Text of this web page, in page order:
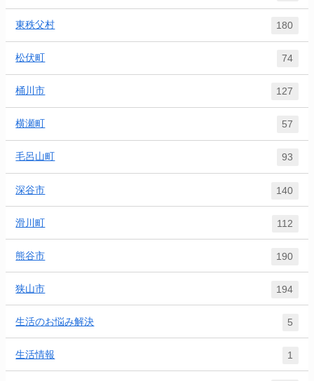
東秩父村 180
松伏町 74
桶川市 127
横瀬町 57
毛呂山町 93
深谷市 140
滑川町 112
熊谷市 190
狭山市 194
生活のお悩み解決 5
生活情報 1